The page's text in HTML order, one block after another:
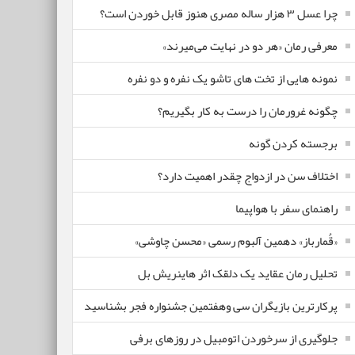
چرا عسل ۳ هزار ساله‌ مصری هنوز قابل خوردن است؟
معرفی رمان «هر دو در نهایت می‌میرند»
نمونه هایی از تخت های تاشو یک نفره و دو نفره
چگونه غرورمان را درست به کار بگیریم؟
برجسته کردن گونه
اختلاف سن در ازدواج چقدر اهمیت دارد؟
راهنمای سفر با هواپیما
«قُمارباز» دهمین آلبوم رسمی «محسن چاوشی»
تحلیل رمان عقاید یک دلقک اثر هاینریش بل
پرکارترین بازیگران سی وهفتمین جشنواره فجر بشناسید
جلوگیری از سرخوردن اتومبیل در روزهای برفی